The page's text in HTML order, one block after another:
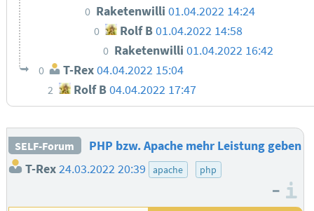
0 Raketenwilli 01.04.2022 14:24
0 Rolf B01.04.2022 14:58
0 Raketenwilli 01.04.2022 16:42
0 T-Rex04.04.2022 15:04
2 Rolf B04.04.2022 17:47
SELF-Forum
PHP bzw. Apache mehr Leistung geben
T-Rex 24.03.2022 20:39 apache php
–